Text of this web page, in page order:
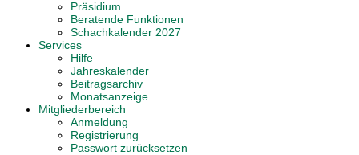
Präsidium
Beratende Funktionen
Schachkalender 2027
Services
Hilfe
Jahreskalender
Beitragsarchiv
Monatsanzeige
Mitgliederbereich
Anmeldung
Registrierung
Passwort zurücksetzen